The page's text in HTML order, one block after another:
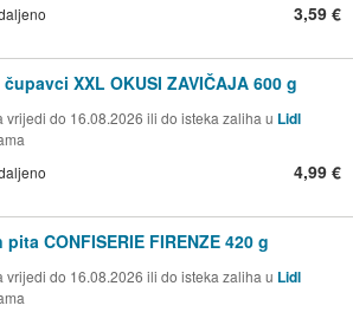
3,59 €
XXL OKUSI ZAVIČAJA 600 g
vrijedi do 16.08.2026 ili do isteka zaliha u Lidl
4,99 €
pita CONFISERIE FIRENZE 420 g
vrijedi do 16.08.2026 ili do isteka zaliha u Lidl